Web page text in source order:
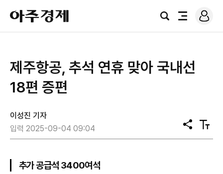
아
주
경
검
전
로
그
제주항공, 추석 연휴 맞아 국내선
18편 증편
이성진 기자
입력 2025-09-04 09:04
공
유
텍
스
추가 공급석 3400여석